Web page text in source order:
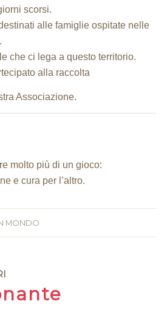
scorsi.
alle famiglie ospitate nelle
che ci lega a questo territorio.
alla raccolta
Associazione.
molto più di un gioco:
e cura per l’altro.
MONDO